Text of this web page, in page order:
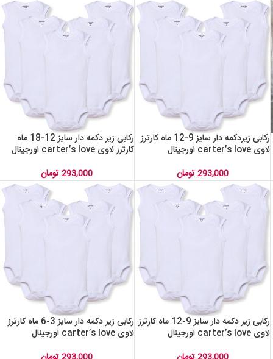
رکابی زیردکمه دار سایز 9-12 ماه کارترز
لاوی carter’s love اورجینال
293,000تومان
رکابی زیر دکمه دار سایز 12-18 ماه
کارترز لاوی carter’s love اورجینال
293,000تومان
رکابی زیر دکمه دار سایز 9-12 ماه کارترز
لاوی carter’s love اورجینال
رکابی زیر دکمه دار سایز 3-6 ماه کارترز
لاوی carter’s love اورجینال